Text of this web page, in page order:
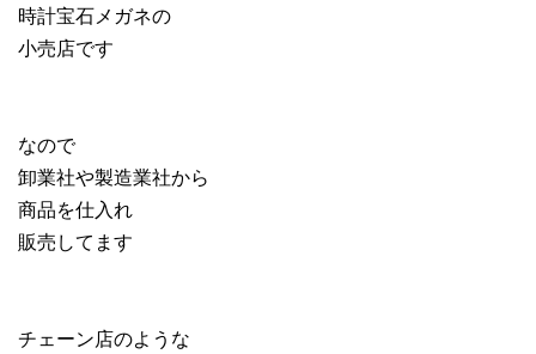
時計宝石メガネの
小売店です
なので
卸業社や製造業社から
商品を仕入れ
販売してます
チェーン店のような